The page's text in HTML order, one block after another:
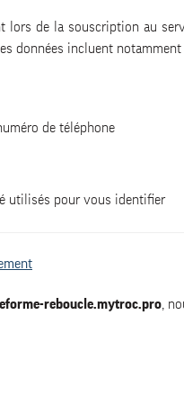
lors de la souscription au
données incluent notamment
de téléphone
utilisés pour vous identifier
reboucle.mytroc.pro,